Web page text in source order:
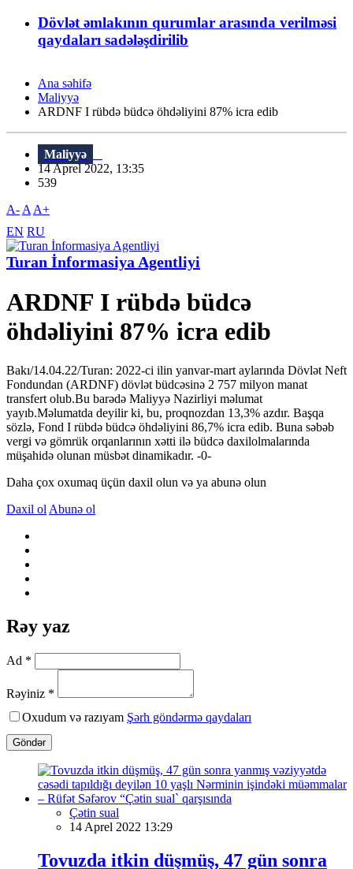
Dövlət əmlakının qurumlar arasında verilməsi
qaydaları sadələşdirilib
Ana səhifə
Maliyyə
ARDNF I rübdə büdcə öhdəliyini 87% icra edib
Maliyyə
14 Aprel 2022, 13:35
539
A- A A+
EN RU
Turan İnformasiya Agentliyi
ARDNF I rübdə büdcə
öhdəliyini 87% icra edib
Bakı/14.04.22/Turan: 2022-ci ilin yanvar-mart aylarında Dövlət Neft
Fondundan (ARDNF) dövlət büdcəsinə 2 757 milyon manat
transfert olub.Bu barədə Maliyyə Nazirliyi məlumat
yayıb.Məlumatda deyilir ki, bu, proqnozdan 13,3% azdır. Başqa
sözlə, Fond I rübdə büdcə öhdəliyini 86,7% icra edib. Buna səbəb
vergi və gömrük orqanlarının xətti ilə büdcə daxilolmalarında
müşahidə olunan müsbət dinamikadır. -0-
Daha çox oxumaq üçün daxil olun və ya abunə olun
Daxil ol Abunə ol
Rəy yaz
Ad *
Rəyiniz *
Oxudum və razıyam Şərh göndərmə qaydaları
Göndər
Çətin sual
14 Aprel 2022 13:29
Tovuzda itkin düşmüş, 47 gün sonra